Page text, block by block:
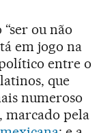
“ser ou não
em jogo na
entre o
que
numeroso
marcado pela